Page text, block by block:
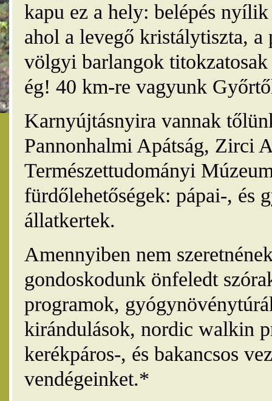
kapu ez a hely: belépés
ahol a levegő kristálytiszta, a
völgyi barlangok
ég! 40 km-re vagyunk
Karnyújtásnyira vannak
Pannonhalmi Apátság, Zirci
Természettudományi
fürdőlehetőségek: pápai-, és
állatkertek.
Amennyiben nem
gondoskodunk önfeledt
programok,
kirándulások, nordic walkin
kerékpáros-, és bakancsos
vendégeinket.*